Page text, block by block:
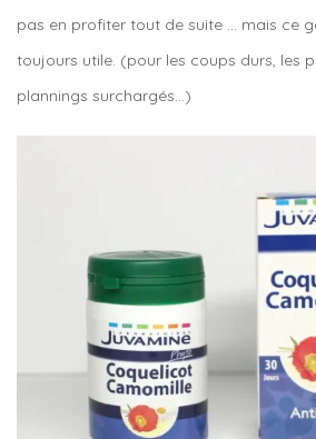
pas en profiter tout de suite … mais ce
toujours utile. (pour les coups durs, les
plannings surchargés…)